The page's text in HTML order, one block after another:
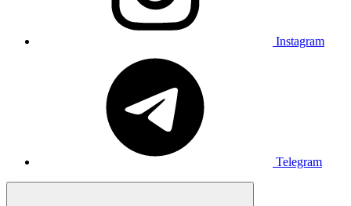
Instagram
Telegram